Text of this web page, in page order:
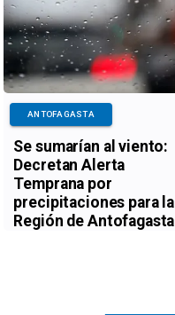
Se sumarían al viento:
Decretan Alerta
Temprana por
precipitaciones para la
Región de Antofagasta
ANTOFAGASTA